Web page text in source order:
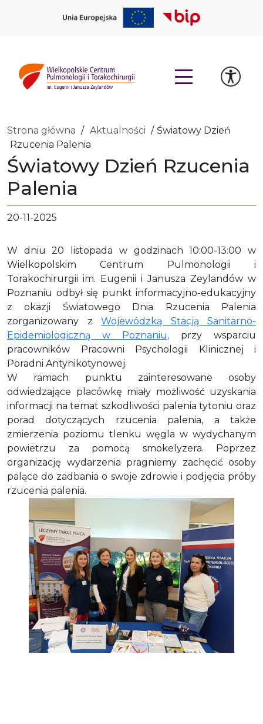
Strona główna Aktualności
Światowy Dzień
Rzucenia Palenia
Światowy Dzień Rzucenia
Palenia
20-11-2025
W dniu 20 listopada w godzinach 10:00-13:00 w
Wielkopolskim Centrum Pulmonologii i
Torakochirurgii im. Eugenii i Janusza Zeylandów w
Poznaniu odbył się punkt informacyjno-edukacyjny
z okazji Światowego Dnia Rzucenia Palenia
zorganizowany z Wojewódzką Stacją Sanitarno-
Epidemiologiczną w Poznaniu, przy wsparciu
pracowników Pracowni Psychologii Klinicznej i
Poradni Antynikotynowej.
W ramach punktu zainteresowane osoby
odwiedzające placówkę miały możliwość uzyskania
informacji na temat szkodliwości palenia tytoniu oraz
porad dotyczących rzucenia palenia, a także
zmierzenia poziomu tlenku węgla w wydychanym
powietrzu za pomocą smokelyzera. Poprzez
organizację wydarzenia pragniemy zachęcić osoby
palące do zadbania o swoje zdrowie i podjęcia próby
rzucenia palenia.